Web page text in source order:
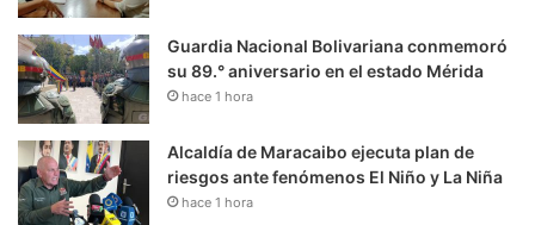
Guardia Nacional Bolivariana conmemoró
su 89.° aniversario en el estado Mérida
hace 1 hora
Alcaldía de Maracaibo ejecuta plan de
riesgos ante fenómenos El Niño y La Niña
hace 1 hora